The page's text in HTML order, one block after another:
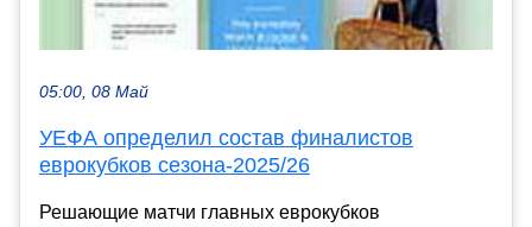
05:00, 08 Май
УЕФА определил состав финалистов
еврокубков сезона-2025/26
Решающие матчи главных еврокубков